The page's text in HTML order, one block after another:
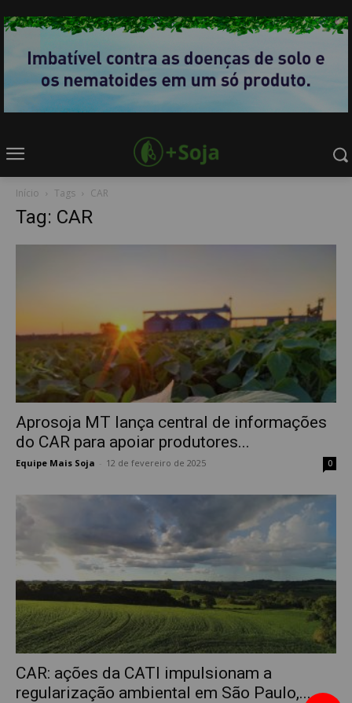
Início Tags CAR
Tag: CAR
Aprosoja MT lança central de informações
do CAR para apoiar produtores...
Equipe Mais Soja 12 de fevereiro de 2025 0
CAR: ações da CATI impulsionam a
regularização ambiental em São Paulo,...